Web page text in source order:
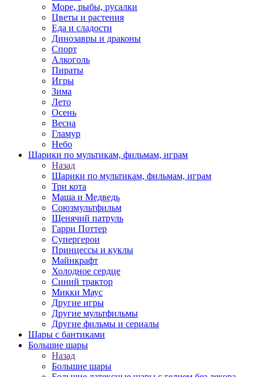
Море, рыбы, русалки
Цветы и растения
Еда и сладости
Динозавры и драконы
Спорт
Алкоголь
Пираты
Игры
Зима
Лето
Осень
Весна
Гламур
Небо
Шарики по мультикам, фильмам, играм
Назад
Шарики по мультикам, фильмам, играм
Три кота
Маша и Медведь
Союзмультфильм
Щенячий патруль
Гарри Поттер
Супергерои
Принцессы и куклы
Майнкрафт
Холодное сердце
Синий трактор
Микки Маус
Другие игры
Другие мультфильмы
Другие фильмы и сериалы
Шары с бантиками
Большие шары
Назад
Большие шары